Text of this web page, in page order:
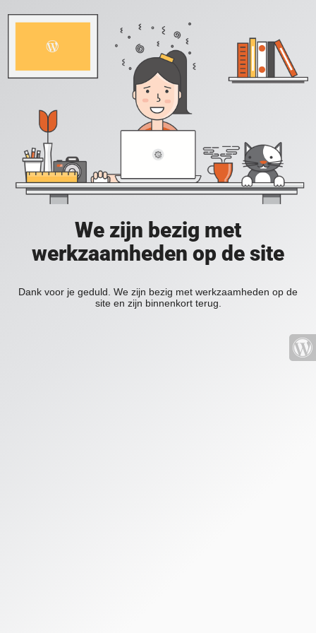
We zijn bezig met
werkzaamheden op de site
Dank voor je geduld. We zijn bezig met werkzaamheden op de
site en zijn binnenkort terug.